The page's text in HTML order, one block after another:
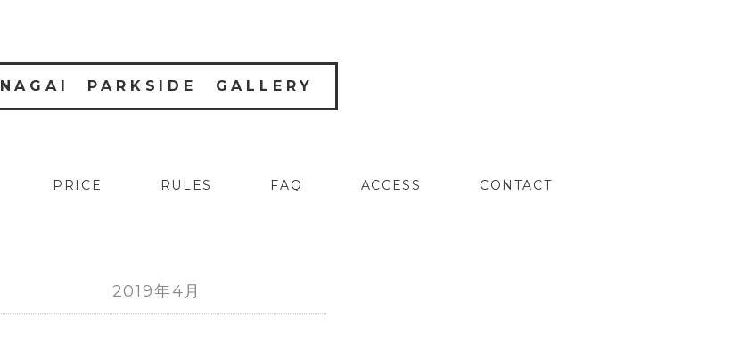
NAGAI PARKSIDE GALLERY
PRICE RULES FAQ ACCESS CONTACT
2019年4月